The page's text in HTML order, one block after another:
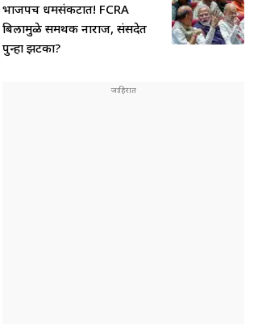
भाजपच धर्मसंकटात! FCRA
बिलामुळे समर्थक नाराज, संसदेत
पुन्हा झटका?